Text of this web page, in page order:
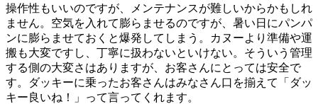
操作性もいいのですが、メンテナンスが難しいからかもしれ
ません。空気を入れて膨らませるのですが、暑い日にパンパ
ンに膨らませておくと爆発してしまう。カヌーより準備や運
搬も大変ですし、丁寧に扱わないといけない。そういう管理
する側の大変さはありますが、お客さんにとっては安全で
す。ダッキーに乗ったお客さんはみなさん口を揃えて「ダッ
キー良いね！」って言ってくれます。